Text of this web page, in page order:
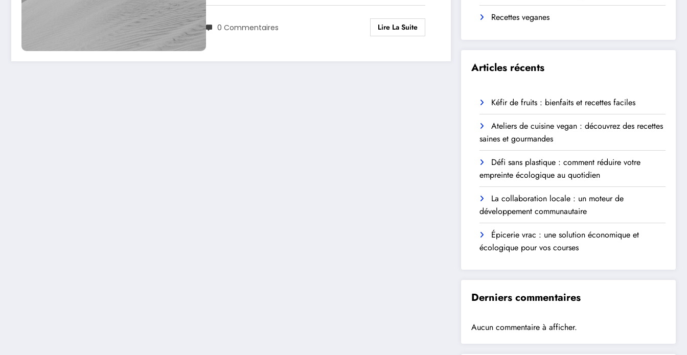
0 Commentaires Lire La Suite
Recettes veganes
Articles récents
Kéfir de fruits : bienfaits et recettes faciles
Ateliers de cuisine vegan : découvrez des recettes
saines et gourmandes
Défi sans plastique : comment réduire votre
empreinte écologique au quotidien
La collaboration locale : un moteur de
développement communautaire
Épicerie vrac : une solution économique et
écologique pour vos courses
Derniers commentaires
Aucun commentaire à afficher.